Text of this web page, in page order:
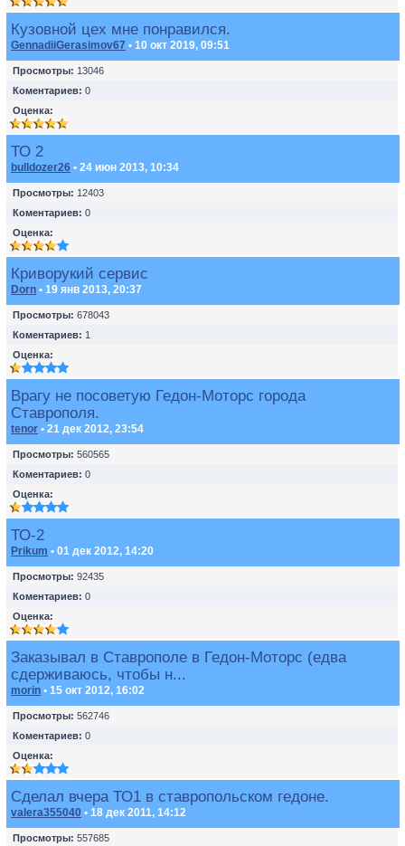
Кузовной цех мне понравился.
GennadiiGerasimov67 • 10 окт 2019, 09:51
Просмотры: 13046
Коментариев: 0
Оценка:
ТО 2
bulldozer26 • 24 июн 2013, 10:34
Просмотры: 12403
Коментариев: 0
Оценка:
Криворукий сервис
Dorn • 19 янв 2013, 20:37
Просмотры: 678043
Коментариев: 1
Оценка:
Врагу не посоветую Гедон-Моторс города
Ставрополя.
tenor • 21 дек 2012, 23:54
Просмотры: 560565
Коментариев: 0
Оценка:
ТО-2
Prikum • 01 дек 2012, 14:20
Просмотры: 92435
Коментариев: 0
Оценка:
Заказывал в Ставрополе в Гедон-Моторс (едва
сдерживаюсь, чтобы н...
morin • 15 окт 2012, 16:02
Просмотры: 562746
Коментариев: 0
Оценка:
Сделал вчера ТО1 в ставропольском гедоне.
valera355040 • 18 дек 2011, 14:12
Просмотры: 557685